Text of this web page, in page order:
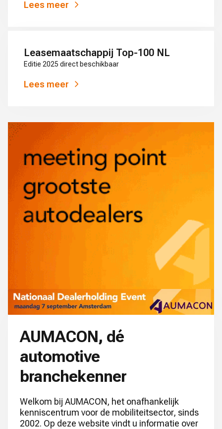
Lees meer
Leasemaatschappij Top-100 NL
Editie 2025 direct beschikbaar
Lees meer
AUMACON, dé
automotive
branchekenner
Welkom bij AUMACON, het onafhankelijk
kenniscentrum voor de mobiliteitsector, sinds
2002. Op deze website vindt u informatie over